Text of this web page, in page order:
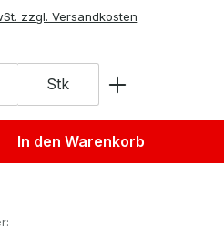
zzgl. Versandkosten
Stk
In den Warenkorb